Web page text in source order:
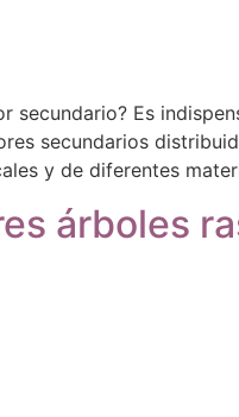
secundario? Es
secundarios
y de diferentes
árboles